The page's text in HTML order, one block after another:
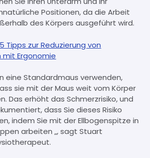
Positionen, da die Arbeit
des Körpers ausgeführt wird.
5 Tipps zur Reduzierung von
mit Ergonomie
eine Standardmaus verwenden,
sie mit der Maus weit vom Körper
Das erhöht das Schmerzrisiko, und
dass Sie dieses Risiko
indem Sie mit der Ellbogenspitze in
arbeiten „, sagt Stuart